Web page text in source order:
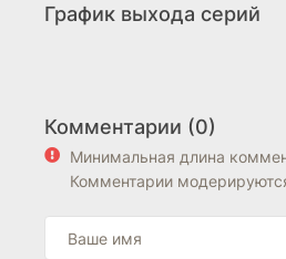
График выхода серий
Комментарии (0)
Минимальная длина
Комментарии